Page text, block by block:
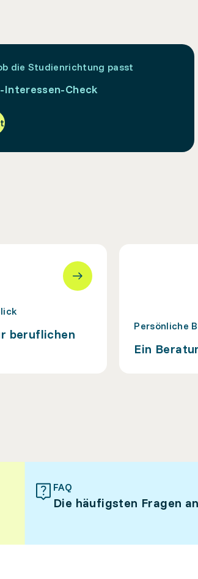
die Studienrichtung passt
Interessen-Check
beruflichen
Persönliche
Ein
FAQ
Die häufigsten Fragen